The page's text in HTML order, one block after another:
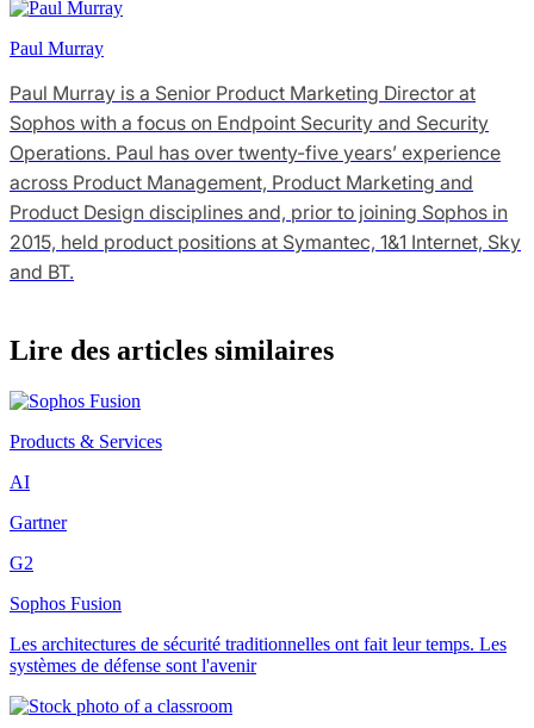
Paul Murray
Paul Murray is a Senior Product Marketing Director at
Sophos with a focus on Endpoint Security and Security
Operations. Paul has over twenty-five years’ experience
across Product Management, Product Marketing and
Product Design disciplines and, prior to joining Sophos in
2015, held product positions at Symantec, 1&1 Internet, Sky
and BT.
Lire des articles similaires
Products & Services
AI
Gartner
G2
Sophos Fusion
Les architectures de sécurité traditionnelles ont fait leur temps. Les
systèmes de défense sont l'avenir